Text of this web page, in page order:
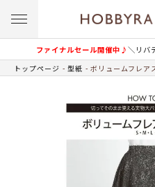
ファイナルセール開催中♪＼リバ
トップページ 型紙 ボリュームフレア